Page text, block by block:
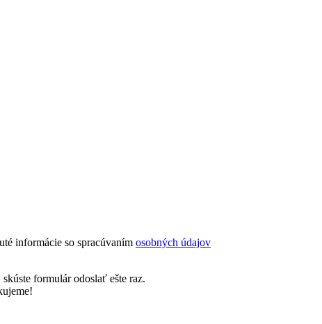
informácie so spracúvaním osobných údajov
formulár odoslať ešte raz.